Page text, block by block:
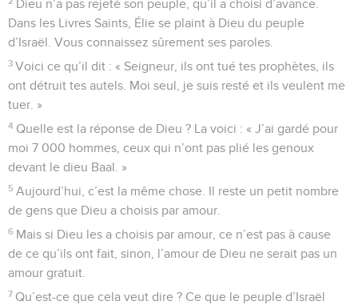
Dieu n’a pas rejeté son peuple, qu’il a choisi d’avance.
Dans les Livres Saints, Élie se plaint à Dieu du peuple
d’Israël. Vous connaissez sûrement ses paroles.
3 Voici ce qu’il dit : « Seigneur, ils ont tué tes prophètes, ils
ont détruit tes autels. Moi seul, je suis resté et ils veulent me
tuer. »
4 Quelle est la réponse de Dieu ? La voici : « J’ai gardé pour
moi 7 000 hommes, ceux qui n’ont pas plié les genoux
devant le dieu Baal. »
5 Aujourd’hui, c’est la même chose. Il reste un petit nombre
de gens que Dieu a choisis par amour.
6 Mais si Dieu les a choisis par amour, ce n’est pas à cause
de ce qu’ils ont fait, sinon, l’amour de Dieu ne serait pas un
amour gratuit.
7 Qu’est-ce que cela veut dire ? Ce que le peuple d’Israël